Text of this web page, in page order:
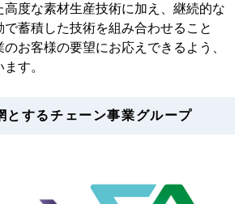
高度な素材生産技術に加え、継続的な
蓄積した技術を組み合わせること
お客様の要望にお応えできるよう、
す。
とするチェーン事業グループ